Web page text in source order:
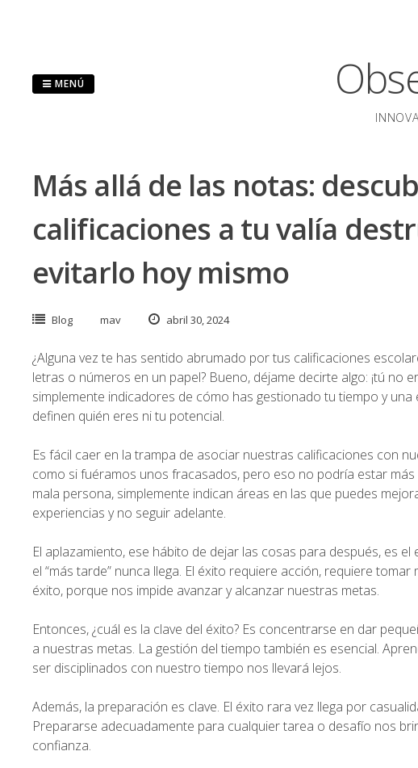
MENÚ
Más allá de las notas:
calificaciones a tu valía
evitarlo hoy mismo
Blog mav abril 30, 2024
¿Alguna vez te has sentido abrumado por tus calificaciones
letras o números en un papel? Bueno, déjame decirte algo: ¡tú no
simplemente indicadores de cómo has gestionado tu tiempo y
definen quién eres ni tu potencial.
Es fácil caer en la trampa de asociar nuestras calificaciones con
como si fuéramos unos fracasados, pero eso no podría estar
mala persona, simplemente indican áreas en las que puedes
experiencias y no seguir adelante.
El aplazamiento, ese hábito de dejar las cosas para después, es
el “más tarde” nunca llega. El éxito requiere acción, requiere
éxito, porque nos impide avanzar y alcanzar nuestras metas.
Entonces, ¿cuál es la clave del éxito? Es concentrarse en dar
a nuestras metas. La gestión del tiempo también es esencial.
ser disciplinados con nuestro tiempo nos llevará lejos.
Además, la preparación es clave. El éxito rara vez llega por
Prepararse adecuadamente para cualquier tarea o desafío nos
confianza.